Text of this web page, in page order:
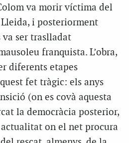
va morir víctima del
i posteriorment
ser traslladat
franquista. L’obra,
diferents etapes
fet tràgic: els anys
(on es covà aquesta
la democràcia posterior,
on el net procura